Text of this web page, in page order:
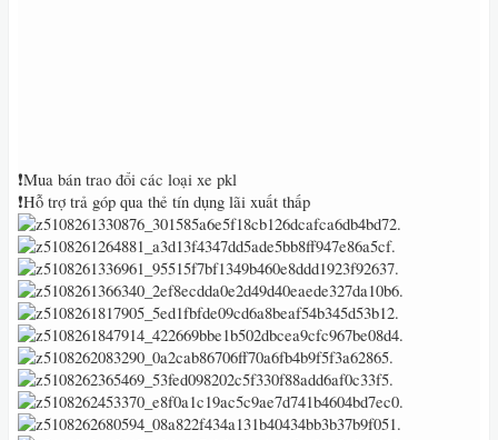
❗Mua bán trao đổi các loại xe pkl
❗Hỗ trợ trả góp qua thẻ tín dụng lãi xuất thấp